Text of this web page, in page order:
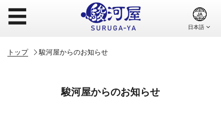
☰
トップ 駿河屋からのお知らせ
駿河屋からのお知らせ